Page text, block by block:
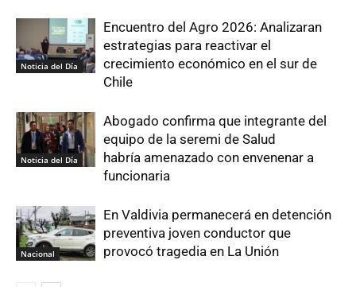
Noticia del Día
Encuentro del Agro 2026: Analizaran
estrategias para reactivar el
crecimiento económico en el sur de
Chile
Noticia del Día
Abogado confirma que integrante del
equipo de la seremi de Salud
habría amenazado con envenenar a
funcionaria
Nacional
En Valdivia permanecerá en detención
preventiva joven conductor que
provocó tragedia en La Unión